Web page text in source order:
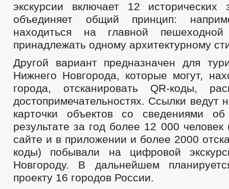
экскурсии включает 12 исторических
объединяет общий принцип:
находиться на главной
принадлежать одному архитектурному
Другой вариант предназначен для
Нижнего Новгорода, которые могут,
города, отсканировать QR-коды,
достопримечательностях. Ссылки ведут
карточки объектов со сведениями
результате за год более 12 000
сайте и в приложении и более 2000
коды) побывали на цифровой
Новгороду. В дальнейшем
проекту 16 городов России.